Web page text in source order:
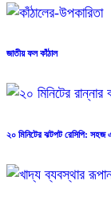
জাতীয় ফল কাঁঠাল
২০ মিনিটের ঝটপট রেসিপি: সহজ